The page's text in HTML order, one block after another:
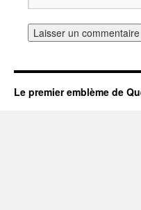
Le premier emblème de